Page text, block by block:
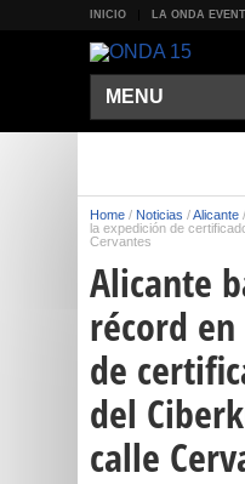
INICIO LA ONDA
MENU
Home / Noticias /Alicante /
la expedición de
Cervantes
Alicante
récord
de
del
calle